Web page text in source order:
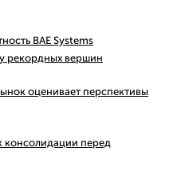
BAE Systems
рекордных вершин
оценивает перспективы
консолидации перед